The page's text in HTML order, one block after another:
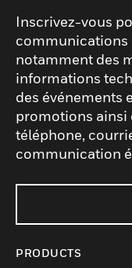
Inscrivez-vous
communications
notamment des
informations
des événements
promotions ainsi
téléphone,
communication
PRODUCTS